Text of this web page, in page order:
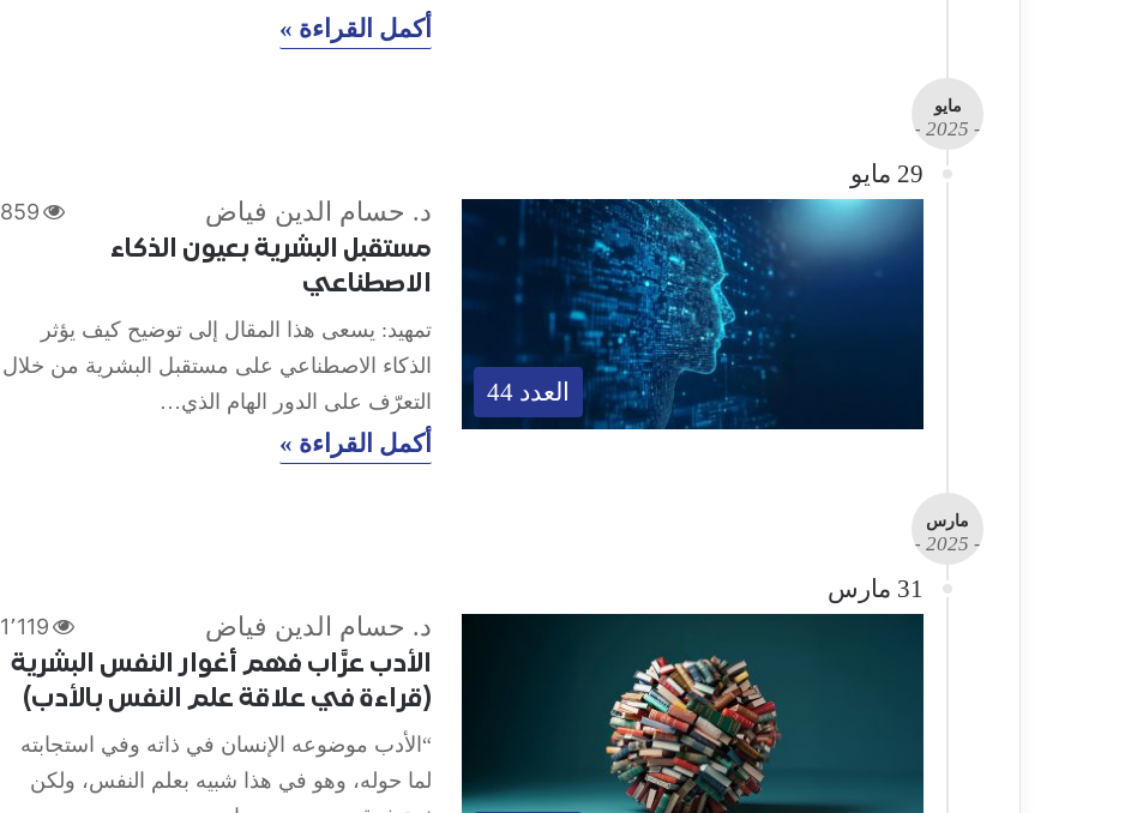
أكمل القراءة »
مايو
- 2025 -
29 مايو
العدد 44
د. حسام الدين فياض 859
مستقبل البشرية بعيون الذكاء
الاصطناعي
تمهيد: يسعى هذا المقال إلى توضيح كيف يؤثر
الذكاء الاصطناعي على مستقبل البشرية من خلال
التعرّف على الدور الهام الذي…
أكمل القراءة »
مارس
- 2025 -
31 مارس
د. حسام الدين فياض 1٬119
الأدب عرَّاب فهم أغوار النفس البشرية
(قراءة في علاقة علم النفس بالأدب)
“الأدب موضوعه الإنسان في ذاته وفي استجابته
لما حوله، وهو في هذا شبيه بعلم النفس، ولكن